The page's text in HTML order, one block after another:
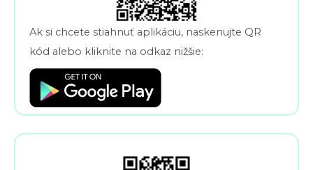
Ak si chcete stiahnuť aplikáciu, naskenujte QR
kód alebo kliknite na odkaz nižšie: